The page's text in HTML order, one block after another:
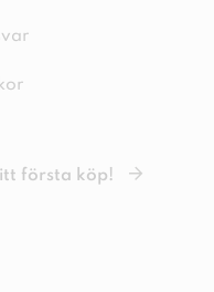
första köp!